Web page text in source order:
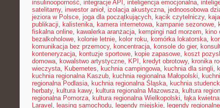
insulinooporność, integracje API , inteligencja emocjonalna,
satelitarny, inwestor anioł, izolacja akustyczna, jednoosobowa
jeziora w Polsce, joga dla początkujących, kącik czytelniczy,
publikacji, kalistenika, kamera internetowa, kampanie sezonowe,
fiskalna online, kawalerka aranżacja, kempingi nad morzem, kino
bezalkoholowe, kolonie letnie, kolor roku, komórka lokatorska,
komunikacja bez przemocy, koncentracja, konsole do gier,
konteneryzacja, kontuzje sportowe, kopie zapasowe, koszt
domowa, kowalstwo artystyczne, KPI , kredyt obrotowy, kronika
wieczysta, Kubernetes, kuchnia campingowa, kuchnia dla singli,
kuchnia regionalna Kaszub, kuchnia regionalna Małopolski,
regionalna Podlasia, kuchnia regionalna Śląska, kuchnia
herbaty, kultura kawy, kultura regionalna Mazowsza, kultura
regionalna Pomorza, kultura regionalna Wielkopolski, łąka kwietna
Laravel , leasing samochodu, legendy miejskie, legendy regionalne